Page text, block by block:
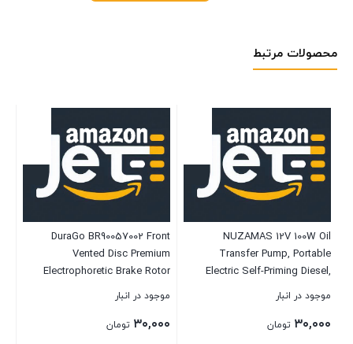
محصولات مرتبط
NUZAMAS 12V 100W Oil
Transfer Pump, Portable
Electric Self-Priming Diesel,
Boat Engine Oil Change
موجود در انبار
۳۰,۰۰۰ تومان
DuraGo BR90057002 Front
Vented Disc Premium
Electrophoretic Brake Rotor
موجود در انبار
۳۰,۰۰۰ تومان